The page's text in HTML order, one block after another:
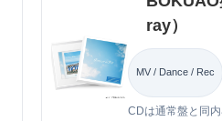
ray）
MV / Dance / Rec
CDは通常盤と同